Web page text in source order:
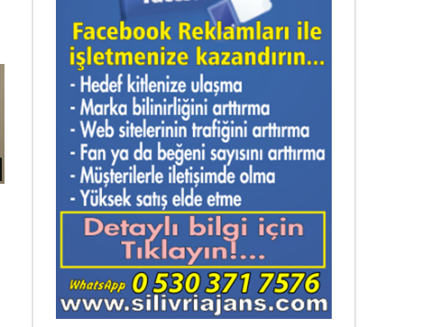
Daha sonra izle